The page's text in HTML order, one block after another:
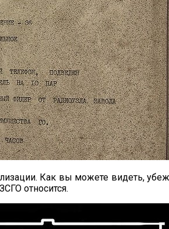
Как вы можете видеть,
относится.